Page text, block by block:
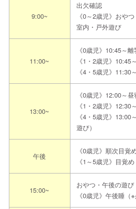
078-843-6230
※ご連絡の際は「え
伝えください
ージ
NEアカウント『住
軽にお問合せくださ
9:00~
出欠確認
《0～2歳児》おやつ
室内・戸外遊び
11:00~
《0歳児》10:45～
《1・2歳児》10:45
《4・5歳児》11:30
13:00~
《0歳児》12:00～昼
《1・2歳児》12:30
《4・5歳児》13:00
遊び）
午後
《0歳児》順次目覚
《1～5歳児》目覚め
15:00~
おやつ・午後の遊
《0歳児》午後睡（